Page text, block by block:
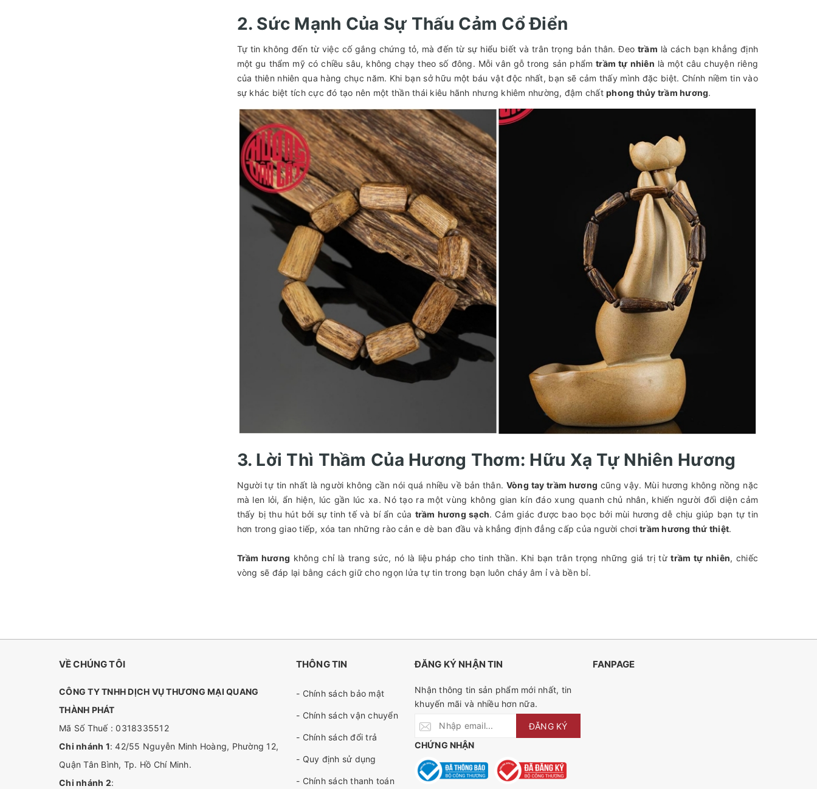
2. Sức Mạnh Của Sự Thấu Cảm Cổ Điển
Tự tin không đến từ việc cố gắng chứng tỏ, mà đến từ sự hiểu biết và trân trọng bản thân. Đeo trầm là cách bạn khẳng định
một gu thẩm mỹ có chiều sâu, không chạy theo số đông. Mỗi vân gỗ trong sản phẩmtrầm tự nhiên là một câu chuyện riêng
của thiên nhiên qua hàng chục năm. Khi bạn sở hữu một báu vật độc nhất, bạn sẽ cảm thấy mình đặc biệt. Chính niềm tin vào
sự khác biệt tích cực đó tạo nên một thần thái kiêu hãnh nhưng khiêm nhường, đậm chất phong thủy trầm hương.
3. Lời Thì Thầm Của Hương Thơm: Hữu Xạ Tự Nhiên Hương
Người tự tin nhất là người không cần nói quá nhiều về bản thân. Vòng tay trầm hương cũng vậy. Mùi hương không nồng nặc
mà len lỏi, ẩn hiện, lúc gần lúc xa. Nó tạo ra một vùng không gian kín đáo xung quanh chủ nhân, khiến người đối diện cảm
thấy bị thu hút bởi sự tinh tế và bí ẩn của trầm hương sạch. Cảm giác được bao bọc bởi mùi hương dễ chịu giúp bạn tự tin
hơn trong giao tiếp, xóa tan những rào cản e dè ban đầu và khẳng định đẳng cấp của người chơi trầm hương thứ thiệt.
Trầm hương không chỉ là trang sức, nó là liệu pháp cho tinh thần. Khi bạn trân trọng những giá trị từtrầm tự nhiên, chiếc
vòng sẽ đáp lại bằng cách giữ cho ngọn lửa tự tin trong bạn luôn cháy âm ỉ và bền bỉ.
VỀ CHÚNG TÔI
CÔNG TY TNHH DỊCH VỤ THƯƠNG MẠI QUANG
THÀNH PHÁT
Mã Số Thuế : 0318335512
Chi nhánh 1: 42/55 Nguyễn Minh Hoàng, Phường 12,
Quận Tân Bình, Tp. Hồ Chí Minh.
Chi nhánh 2:
THÔNG TIN
- Chính sách bảo mật
- Chính sách vận chuyển
- Chính sách đổi trả
- Quy định sử dụng
- Chính sách thanh toán
ĐĂNG KÝ NHẬN TIN
Nhận thông tin sản phẩm mới nhất, tin
khuyến mãi và nhiều hơn nữa.
ĐĂNG KÝ
CHỨNG NHẬN
FANPAGE